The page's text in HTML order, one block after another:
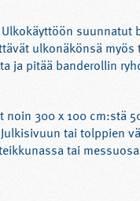
suunnatut
ulkonäkönsä
ja pitää banderollin
300 x 100 cm:stä
tai tolppien
tai